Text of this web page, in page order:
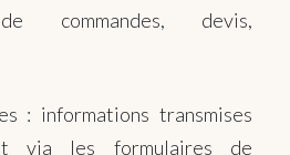
commandes, devis,
: informations transmises
via les formulaires de